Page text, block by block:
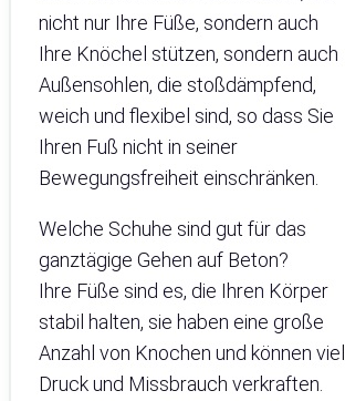
nicht nur Ihre Füße, sondern auch
Ihre Knöchel stützen, sondern auch
Außensohlen, die stoßdämpfend,
weich und flexibel sind, so dass Sie
Ihren Fuß nicht in seiner
Bewegungsfreiheit einschränken.
Welche Schuhe sind gut für das
ganztägige Gehen auf Beton?
Ihre Füße sind es, die Ihren Körper
stabil halten, sie haben eine große
Anzahl von Knochen und können viel
Druck und Missbrauch verkraften.